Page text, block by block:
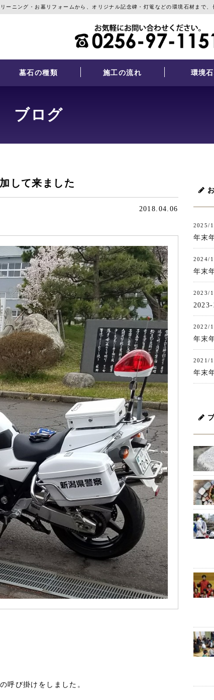
ーニング・お墓リフォームから、オリジナル記念碑・灯篭などの環境石材まで
墓石の種類 施工の流れ 環境
ブログ
して来ました
2018.04.06
呼び掛けをしました。
2025/
年末
2024/
年末
2023/
2022/
年末
2021/
年末